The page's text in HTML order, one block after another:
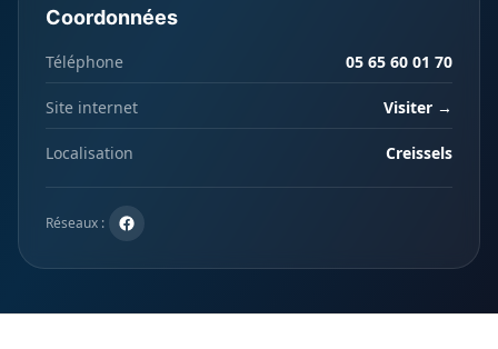
Coordonnées
Téléphone 05 65 60 01 70
Site internet Visiter →
Localisation Creissels
Réseaux :